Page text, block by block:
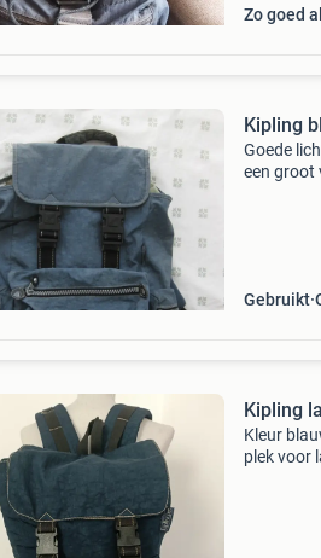
Zo goed
Kipling
Goede
een groot
Gebruikt
Kipling
Kleur
plek voor